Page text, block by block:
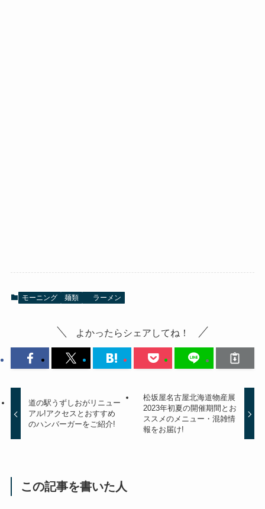
モーニング 麺類 ラーメン
よかったらシェアしてね！
道の駅うずしおがリニュー
アル!アクセスとおすすめ
のハンバーガーをご紹介!
松坂屋名古屋北海道物産展
2023年初夏の開催期間とお
ススメのメニュー・混雑情
報をお届け!
この記事を書いた人